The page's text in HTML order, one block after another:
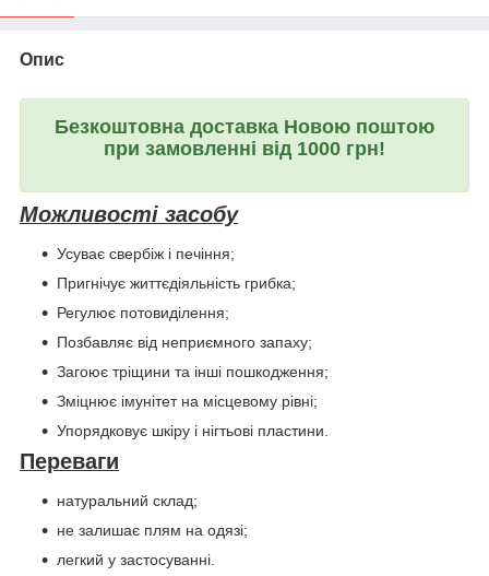
Опис
Безкоштовна доставка Новою поштою
при замовленні від 1000 грн!
Можливості засобу
Усуває свербіж і печіння;
Пригнічує життєдіяльність грибка;
Регулює потовиділення;
Позбавляє від неприємного запаху;
Загоює тріщини та інші пошкодження;
Зміцнює імунітет на місцевому рівні;
Упорядковує шкіру і нігтьові пластини.
Переваги
натуральний склад;
не залишає плям на одязі;
легкий у застосуванні.